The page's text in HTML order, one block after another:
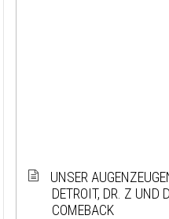
UNSER
DETROIT, DR. Z UND
OMEBACK